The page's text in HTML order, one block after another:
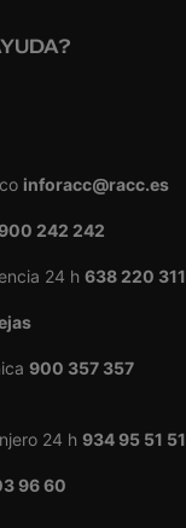
inforacc@racc.es
242 242
24 h 638 220 311
900 357 357
24 h 934 95 51 51
96 60